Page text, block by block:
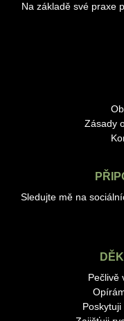
Na základě své praxe
Zásady
Sledujte mě na
Pečlivě